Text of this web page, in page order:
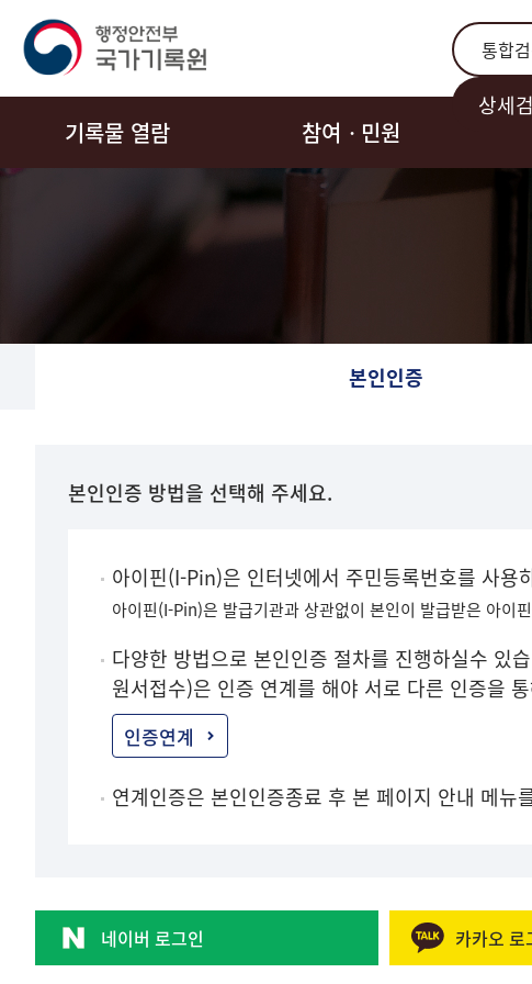
통합검색
상세
기록물 열람 참여ㆍ민원
본인인증
본인인증 방법을 선택해 주세요.
아이핀(I-Pin)은 인터넷에서 주민등록번호를 사
아이핀(I-Pin)은 발급기관과 상관없이 본인이 발급받은 아이
다양한 방법으로 본인인증 절차를 진행하실수 있
원서접수)은 인증 연계를 해야 서로 다른 인증을
인증연계
연계인증은 본인인증종료 후 본 페이지 안내 메뉴
네이버 로그인 카카오 로